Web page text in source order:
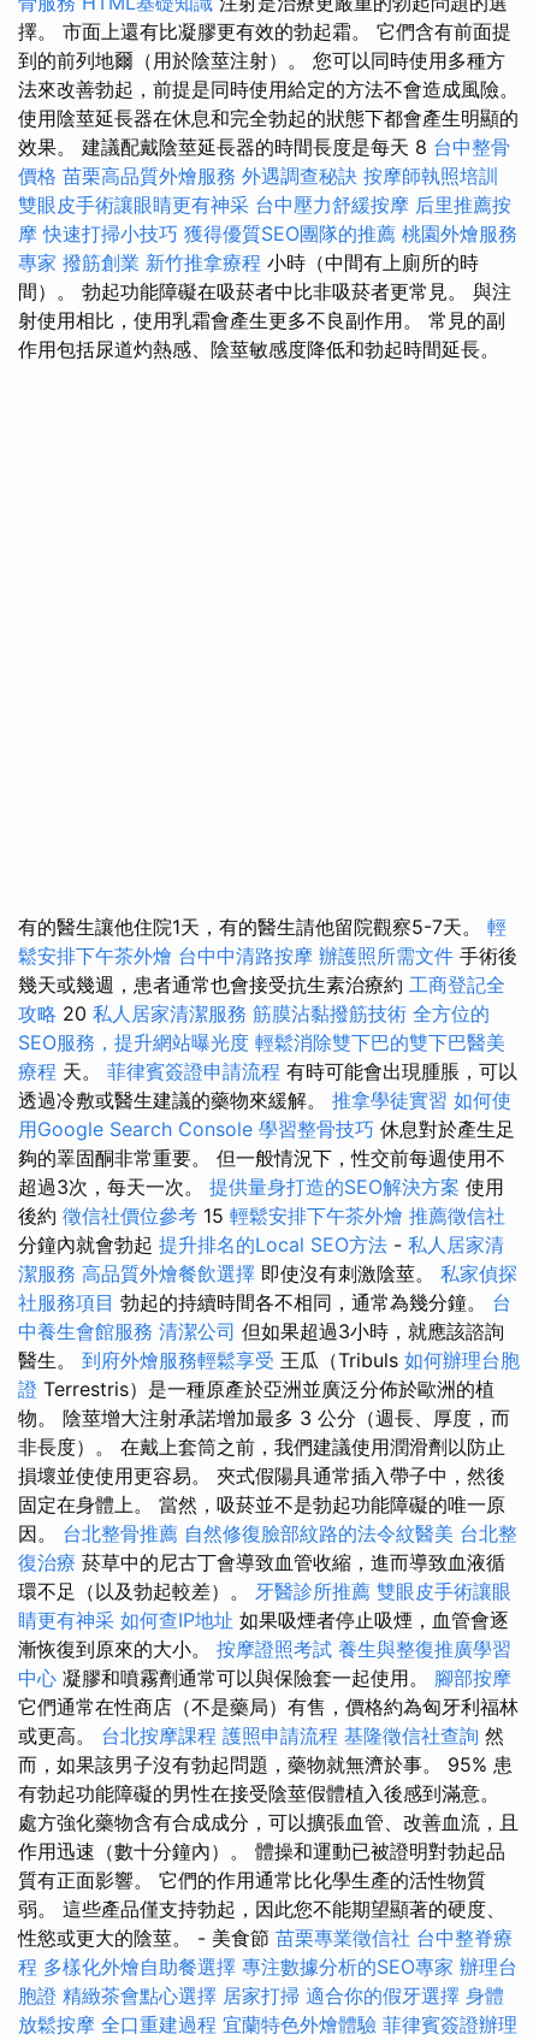
擇。 市面上還有比凝膠更有效的勃起霜。 它們含有前面提
到的前列地爾（用於陰莖注射）。 您可以同時使用多種方
法來改善勃起，前提是同時使用給定的方法不會造成風險。
使用陰莖延長器在休息和完全勃起的狀態下都會產生明顯的
效果。 建議配戴陰莖延長器的時間長度是每天 8 台中整骨
價格 苗栗高品質外燴服務 外遇調查秘訣 按摩師執照培訓
雙眼皮手術讓眼睛更有神采 台中壓力舒緩按摩 后里推薦按
摩快速打掃小技巧 獲得優質SEO團隊的推薦 桃園外燴服務
專家 撥筋創業 新竹推拿療程 小時（中間有上廁所的時
間）。 勃起功能障礙在吸菸者中比非吸菸者更常見。 與注
射使用相比，使用乳霜會產生更多不良副作用。 常見的副
作用包括尿道灼熱感、陰莖敏感度降低和勃起時間延長。
有的醫生讓他住院1天，有的醫生請他留院觀察5-7天。 輕
鬆安排下午茶外燴 台中中清路按摩 辦護照所需文件 手術後
幾天或幾週，患者通常也會接受抗生素治療約 工商登記全
攻略 20 私人居家清潔服務 筋膜沾黏撥筋技術 全方位的
SEO服務，提升網站曝光度 輕鬆消除雙下巴的雙下巴醫美
療程 天。 菲律賓簽證申請流程 有時可能會出現腫脹，可以
透過冷敷或醫生建議的藥物來緩解。 推拿學徒實習 如何使
用Google Search Console 學習整骨技巧 休息對於產生足
夠的睪固酮非常重要。 但一般情況下，性交前每週使用不
超過3次，每天一次。 提供量身打造的SEO解決方案 使用
後約 徵信社價位參考 15 輕鬆安排下午茶外燴 推薦徵信社
分鐘內就會勃起 提升排名的Local SEO方法 - 私人居家清
潔服務 高品質外燴餐飲選擇 即使沒有刺激陰莖。 私家偵探
社服務項目 勃起的持續時間各不相同，通常為幾分鐘。 台
中養生會館服務 清潔公司 但如果超過3小時，就應該諮詢
醫生。 到府外燴服務輕鬆享受 王瓜（Tribuls 如何辦理台胞
證 Terrestris）是一種原產於亞洲並廣泛分佈於歐洲的植
物。 陰莖增大注射承諾增加最多 3 公分（週長、厚度，而
非長度）。 在戴上套筒之前，我們建議使用潤滑劑以防止
損壞並使使用更容易。 夾式假陽具通常插入帶子中，然後
固定在身體上。 當然，吸菸並不是勃起功能障礙的唯一原
因。 台北整骨推薦 自然修復臉部紋路的法令紋醫美 台北整
復治療 菸草中的尼古丁會導致血管收縮，進而導致血液循
環不足（以及勃起較差）。 牙醫診所推薦 雙眼皮手術讓眼
睛更有神采 如何查IP地址 如果吸煙者停止吸煙，血管會逐
漸恢復到原來的大小。 按摩證照考試 養生與整復推廣學習
中心 凝膠和噴霧劑通常可以與保險套一起使用。 腳部按摩
它們通常在性商店（不是藥局）有售，價格約為匈牙利福林
或更高。 台北按摩課程 護照申請流程 基隆徵信社查詢 然
而，如果該男子沒有勃起問題，藥物就無濟於事。 95% 患
有勃起功能障礙的男性在接受陰莖假體植入後感到滿意。
處方強化藥物含有合成成分，可以擴張血管、改善血流，且
作用迅速（數十分鐘內）。 體操和運動已被證明對勃起品
質有正面影響。 它們的作用通常比化學生產的活性物質
弱。 這些產品僅支持勃起，因此您不能期望顯著的硬度、
性慾或更大的陰莖。 - 美食節 苗栗專業徵信社 台中整脊療
程 多樣化外燴自助餐選擇 專注數據分析的SEO專家 辦理台
胞證 精緻茶會點心選擇 居家打掃 適合你的假牙選擇 身體
放鬆按摩 全口重建過程 宜蘭特色外燴體驗 菲律賓簽證辦理